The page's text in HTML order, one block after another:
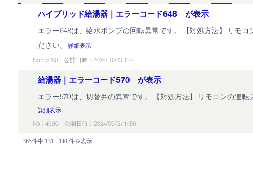
ハイブリッド給湯器｜エラーコード648 が表示
エラー648は、給水ポンプの回転異常です。 【対処方法】 リモ
ださい。
詳細表示
No：5050 公開日時：2024/10/03 16:44
給湯器｜エラーコード570 が表示
エラー570は、切替弁の異常です。 【対処方法】 リモコンの運
詳細表示
No：4990
公開日時：2024/09/27 17:56
365件中 131 - 140 件を表示